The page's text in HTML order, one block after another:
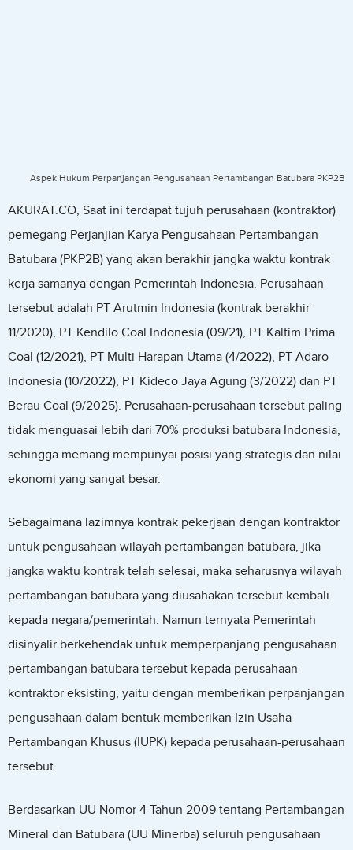
Aspek Hukum Perpanjangan Pengusahaan Pertambangan Batubara PKP2B
AKURAT.CO, Saat ini terdapat tujuh perusahaan (kontraktor)
pemegang Perjanjian Karya Pengusahaan Pertambangan
Batubara (PKP2B) yang akan berakhir jangka waktu kontrak
kerja samanya dengan Pemerintah Indonesia. Perusahaan
tersebut adalah PT Arutmin Indonesia (kontrak berakhir
11/2020), PT Kendilo Coal Indonesia (09/21), PT Kaltim Prima
Coal (12/2021), PT Multi Harapan Utama (4/2022), PT Adaro
Indonesia (10/2022), PT Kideco Jaya Agung (3/2022) dan PT
Berau Coal (9/2025). Perusahaan-perusahaan tersebut paling
tidak menguasai lebih dari 70% produksi batubara Indonesia,
sehingga memang mempunyai posisi yang strategis dan nilai
ekonomi yang sangat besar.
Sebagaimana lazimnya kontrak pekerjaan dengan kontraktor
untuk pengusahaan wilayah pertambangan batubara, jika
jangka waktu kontrak telah selesai, maka seharusnya wilayah
pertambangan batubara yang diusahakan tersebut kembali
kepada negara/pemerintah. Namun ternyata Pemerintah
disinyalir berkehendak untuk memperpanjang pengusahaan
pertambangan batubara tersebut kepada perusahaan
kontraktor eksisting, yaitu dengan memberikan perpanjangan
pengusahaan dalam bentuk memberikan Izin Usaha
Pertambangan Khusus (IUPK) kepada perusahaan-perusahaan
tersebut.
Berdasarkan UU Nomor 4 Tahun 2009 tentang Pertambangan
Mineral dan Batubara (UU Minerba) seluruh pengusahaan